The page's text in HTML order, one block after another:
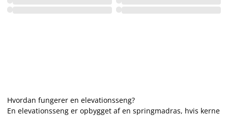
Hvordan fungerer en elevationsseng?
En elevationsseng er opbygget af en springmadras, hvis kerne